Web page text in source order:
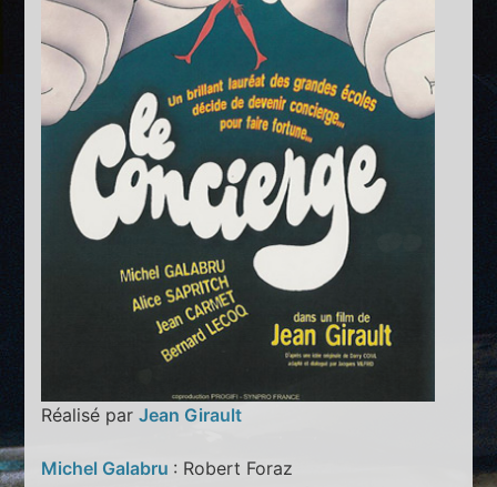
Réalisé parJean Girault
Michel Galabru : Robert Foraz